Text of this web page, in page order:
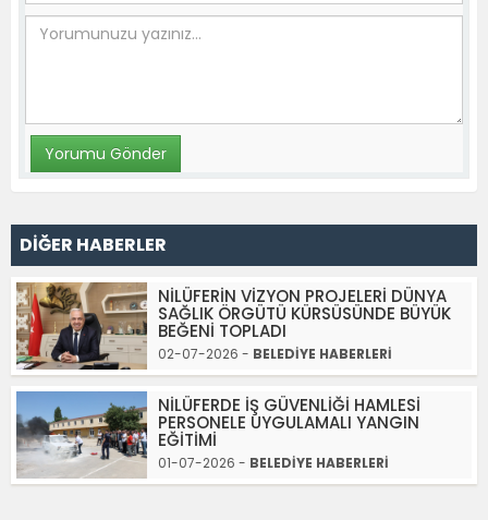
DİĞER HABERLER
NİLÜFERİN VİZYON PROJELERİ DÜNYA
SAĞLIK ÖRGÜTÜ KÜRSÜSÜNDE BÜYÜK
BEĞENİ TOPLADI
02-07-2026 - BELEDİYE HABERLERİ
NİLÜFERDE İŞ GÜVENLİĞİ HAMLESİ
PERSONELE UYGULAMALI YANGIN
EĞİTİMİ
01-07-2026 - BELEDİYE HABERLERİ